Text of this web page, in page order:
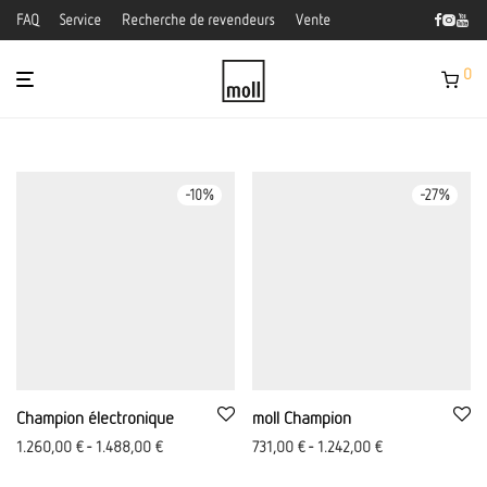
FAQ Service Recherche de revendeurs Vente
0
-10%
Champion électronique
1.260,00 €- 1.488,00 €
-27%
moll Champion
731,00 €- 1.242,00 €